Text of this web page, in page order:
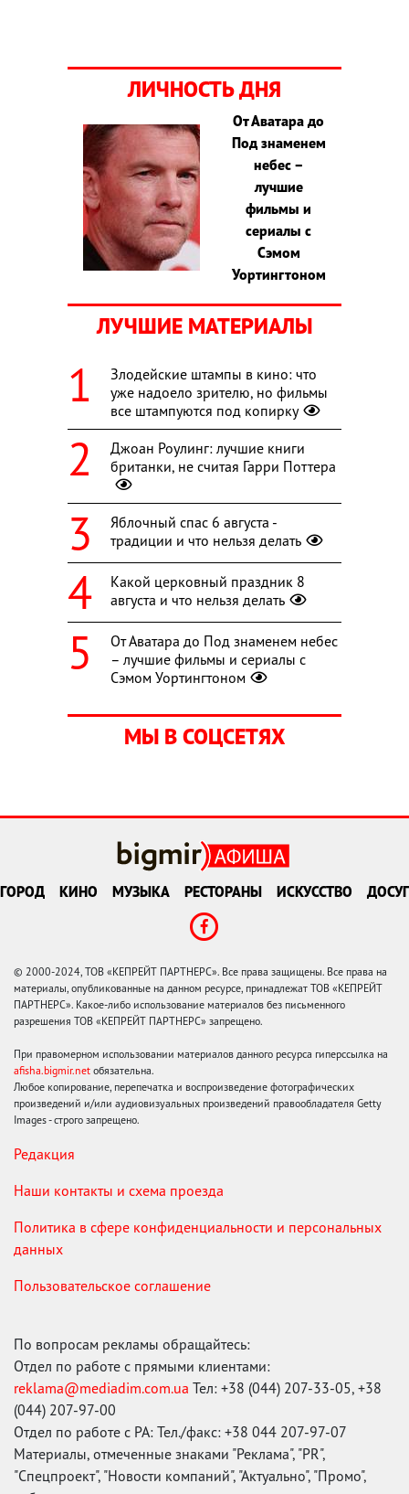
ЛИЧНОСТЬ ДНЯ
От Аватара до
Под знаменем
небес –
лучшие
фильмы и
сериалы с
Сэмом
Уортингтоном
ЛУЧШИЕ МАТЕРИАЛЫ
Злодейские штампы в кино: что
уже надоело зрителю, но фильмы
все штампуются под копирку
Джоан Роулинг: лучшие книги
британки, не считая Гарри Поттера
Яблочный спас 6 августа -
традиции и что нельзя делать
Какой церковный праздник 8
августа и что нельзя делать
От Аватара до Под знаменем небес
– лучшие фильмы и сериалы с
Сэмом Уортингтоном
МЫ В СОЦСЕТЯХ
ГОРОД КИНО МУЗЫКА РЕСТОРАНЫ ИСКУССТВО ДОСУГ
© 2000-2024, ТОВ «КЕПРЕЙТ ПАРТНЕРС». Все права защищены. Все права на
материалы, опубликованные на данном ресурсе, принадлежат ТОВ «КЕПРЕЙТ
ПАРТНЕРС». Какое-либо использование материалов без письменного
разрешения ТОВ «КЕПРЕЙТ ПАРТНЕРС» запрещено.
При правомерном использовании материалов данного ресурса гиперссылка на
afisha.bigmir.net обязательна.
Любое копирование, перепечатка и воспроизведение фотографических
произведений и/или аудиовизуальных произведений правообладателя Getty
Images - строго запрещено.
Редакция
Наши контакты и схема проезда
Политика в сфере конфиденциальности и персональных
данных
Пользовательское соглашение
По вопросам рекламы обращайтесь:
Отдел по работе с прямыми клиентами:
reklama@mediadim.com.ua Тел: +38 (044) 207-33-05, +38
(044) 207-97-00
Отдел по работе с РА: Тел./факс: +38 044 207-97-07
Материалы, отмеченные знаками "Реклама", "PR",
"Спецпроект", "Новости компаний", "Актуально", "Промо",